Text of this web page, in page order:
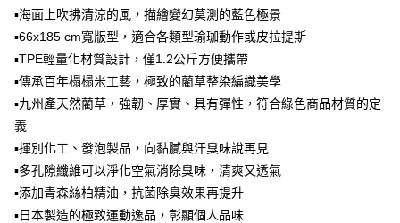
3.實際核准額度、可分期數及費用金額請依後續交易確認頁面所載為準。
4.訂單成立30分鐘內，如未前往確認交易或遇審核未通過，訂單將自動取
消。如遇「轉專審核」未通過狀況，表示未達大哥付你分期系統評分，恕無
法說明評估內容。
1.分期款項不併入電信帳單，「大哥付你分期」於每月結算日後寄送繳費提
醒簡訊。
2.透過簡訊連結打開帳單後，可選擇「超商條碼／台灣大直營門市／銀行轉
帳／街口支付／iPASS MONEY」等通路繳費。
【注意事項】
1.本服務係由「台灣大哥大股份有限公司」（以下簡稱本公司）所提供，讓
用戶於交易時，得透過本服務購買商品或服務，並由商店將買賣／分期付款
買賣價金債權讓與本公司後，依約使用本公司帳單繳交帳款。
宅配【父親節大回饋】限時$299免運
每筆NT$150，滿NT$299(含以上)免運費
▪海面上吹拂清涼的風，描繪變幻莫測的藍色極景
▪66x185 cm寬版型，適合各類型瑜珈動作或皮拉提斯
▪TPE輕量化材質設計，僅1.2公斤方便攜帶
▪傳承百年榻榻米工藝，極致的藺草整染編織美學
▪九州產天然藺草，強韌、厚實、具有彈性，符合綠色商品材質的定
義
▪揮別化工、發泡製品，向黏膩與汗臭味說再見
▪多孔隙纖維可以淨化空氣消除臭味，清爽又透氣
▪添加青森絲柏精油，抗菌除臭效果再提升
▪日本製造的極致運動逸品，彰顯個人品味